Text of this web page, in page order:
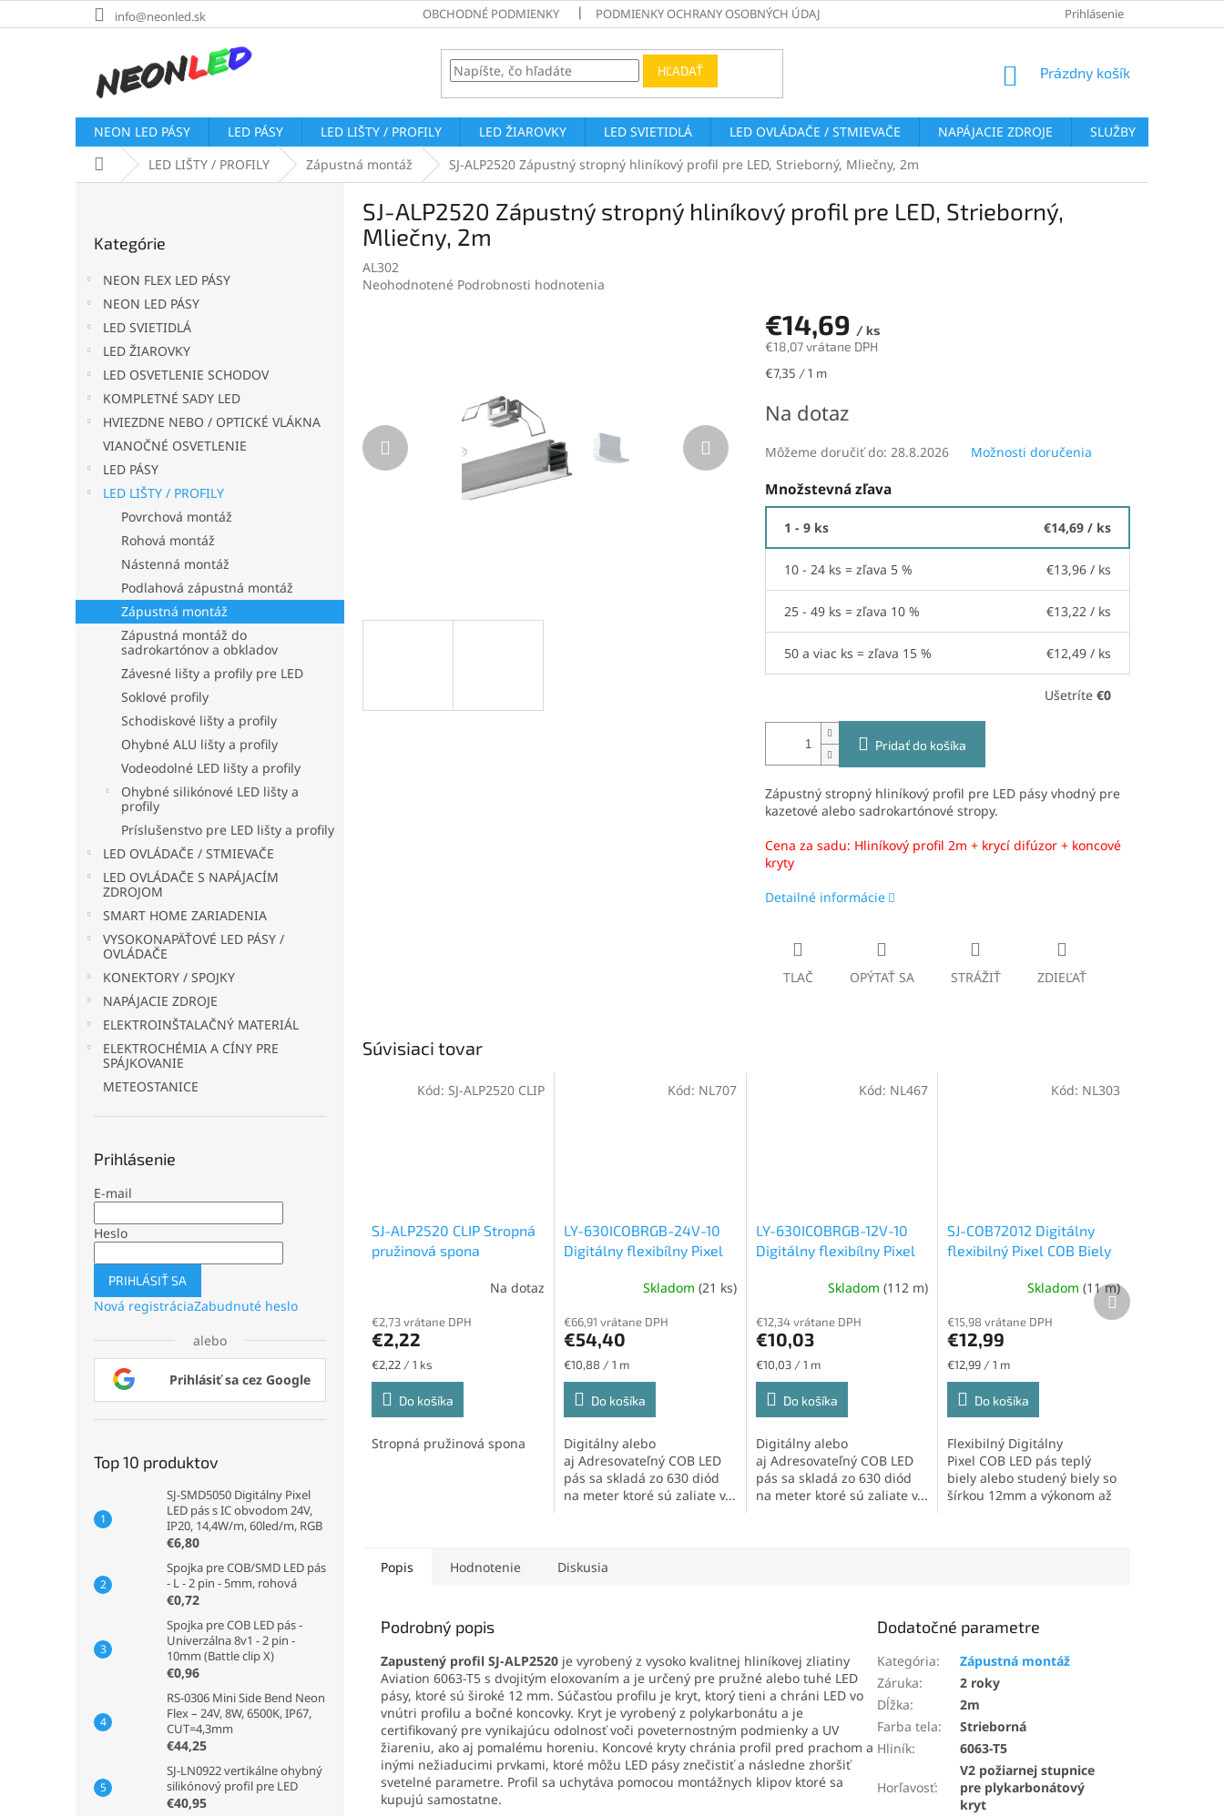
na
info@neonled.sk OBCHODNÉ PODMIENKY PODMIENKY OCHRANY OSOBNÝCH ÚDAJOV VRÁTENIE TOVARU
Prihlásenie
HĽADAŤ
NÁKUPNÝ
Prázdny košík
NEON LED PÁSY LED PÁSY LED LIŠTY / PROFILY LED ŽIAROVKY LED SVIETIDLÁ LED OVLÁDAČE / STMIEVAČE NAPÁJACIE ZDROJE SLUŽBY
DomovLED LIŠTY / PROFILY Zápustná montáž SJ-ALP2520 Zápustný stropný hliníkový profil pre LED, Strieborný, Mliečny, 2m
kategórie
Kategórie
NEON FLEX LED PÁSY
NEON LED PÁSY
LED SVIETIDLÁ
LED ŽIAROVKY
LED OSVETLENIE SCHODOV
KOMPLETNÉ SADY LED
HVIEZDNE NEBO / OPTICKÉ VLÁKNA
VIANOČNÉ OSVETLENIE
LED PÁSY
LED LIŠTY / PROFILY
Povrchová montáž
Rohová montáž
Nástenná montáž
Podlahová zápustná montáž
Zápustná montáž
Zápustná montáž do
sadrokartónov a obkladov
Závesné lišty a profily pre LED
Soklové profily
Schodiskové lišty a profily
Ohybné ALU lišty a profily
Vodeodolné LED lišty a profily
Ohybné silikónové LED lišty a
profily
Príslušenstvo pre LED lišty a profily
LED OVLÁDAČE / STMIEVAČE
LED OVLÁDAČE S NAPÁJACÍM
ZDROJOM
SMART HOME ZARIADENIA
VYSOKONAPÄŤOVÉ LED PÁSY /
OVLÁDAČE
KONEKTORY / SPOJKY
NAPÁJACIE ZDROJE
ELEKTROINŠTALAČNÝ MATERIÁL
ELEKTROCHÉMIA A CÍNY PRE
SPÁJKOVANIE
METEOSTANICE
Prihlásenie
E-mail
Heslo
PRIHLÁSIŤ SA
Nová registráciaZabudnuté heslo
alebo
Prihlásiť sa cez Google
Top 10 produktov
SJ-SMD5050 Digitálny Pixel
LED pás s IC obvodom 24V,
IP20, 14,4W/m, 60led/m, RGB
€6,80
Spojka pre COB/SMD LED pás
- L - 2 pin - 5mm, rohová
€0,72
Spojka pre COB LED pás -
Univerzálna 8v1 - 2 pin -
10mm (Battle clip X)
€0,96
RS-0306 Mini Side Bend Neon
Flex – 24V, 8W, 6500K, IP67,
CUT=4,3mm
€44,25
SJ-LN0922 vertikálne ohybný
silikónový profil pre LED
€40,95
SJ-ALP2520 Zápustný stropný hliníkový profil pre LED, Strieborný,
Mliečny, 2m
AL302
Priemerné
Neohodnotené Podrobnosti hodnotenia
€14,69 / ks
€18,07 vrátane DPH
Jednotková
€7,35 / 1 m
Na dotaz
Môžeme doručiť do: 28.8.2026 Možnosti doručenia
Množstevná zľava
1 - 9 ks €14,69 / ks
10 - 24 ks = zľava 5 % €13,96 / ks
25 - 49 ks = zľava 10 % €13,22 / ks
50 a viac ks = zľava 15 % €12,49 / ks
Ušetríte €0
Pridať do košíka
Zápustný stropný hliníkový profil pre LED pásy vhodný pre
kazetové alebo sadrokartónové stropy.
Cena za sadu: Hliníkový profil 2m + krycí difúzor + koncové
kryty
Detailné informácie
TLAČ OPÝTAŤ SA STRÁŽIŤ ZDIEĽAŤ
Súvisiaci tovar
SJ-ALP2520 CLIP Stropná
pružinová spona
Na dotaz
€2,73 vrátane DPH
€2,22
Jednotková
cena:
€2,22 / 1 ks
Do košíka
Stropná pružinová spona
Kód: SJ-ALP2520 CLIP
LY-630ICOBRGB-24V-10
Digitálny flexibílny Pixel
IP65H, 11W/m, 630led/m,
Skladom (21 ks)
€66,91 vrátane DPH
€54,40
Jednotková
cena:
€10,88 / 1 m
Do košíka
Digitálny alebo
aj Adresovateľný COB LED
pás sa skladá zo 630 diód
na meter ktoré sú zaliate v...
Kód: NL707
LY-630ICOBRGB-12V-10
Digitálny flexibílny Pixel
IP20, 9W/m, 630led/m,
Skladom(112 m)
€12,34 vrátane DPH
€10,03
Jednotková
cena:
€10,03 / 1 m
Do košíka
Digitálny alebo
aj Adresovateľný COB LED
pás sa skladá zo 630 diód
na meter ktoré sú zaliate v...
Kód: NL467
SJ-COB72012 Digitálny
flexibilný Pixel COB Biely
23W/m, 720led/m, teplá
Skladom (11 m)
€15,98 vrátane DPH
€12,99
Jednotková
cena:
€12,99 / 1 m
Do košíka
Flexibilný Digitálny
Pixel COB LED pás teplý
biely alebo studený biely so
šírkou 12mm a výkonom až
Kód: NL303
Ďalší
produkt
Popis Hodnotenie Diskusia
Podrobný popis
Zapustený profil SJ-ALP2520 je vyrobený z vysoko kvalitnej hliníkovej zliatiny
Aviation 6063-T5 s dvojitým eloxovaním a je určený pre pružné alebo tuhé LED
pásy, ktoré sú široké 12 mm. Súčasťou profilu je kryt, ktorý tieni a chráni LED vo
vnútri profilu a bočné koncovky. Kryt je vyrobený z polykarbonátu a je
certifikovaný pre vynikajúcu odolnosť voči poveternostným podmienky a UV
žiareniu, ako aj pomalému horeniu. Koncové kryty chránia profil pred prachom a
inými nežiaducimi prvkami, ktoré môžu LED pásy znečistiť a následne zhoršiť
svetelné parametre. Profil sa uchytáva pomocou montážnych klipov ktoré sa
kupujú samostatne.
Dodatočné parametre
Kategória:
Zápustná montáž
Záruka:
2 roky
Dĺžka:
2m
Farba tela:
Strieborná
Hliník: 6063-T5
Horľavosť:
V2 požiarnej stupnice
pre plykarbonátový
kryt